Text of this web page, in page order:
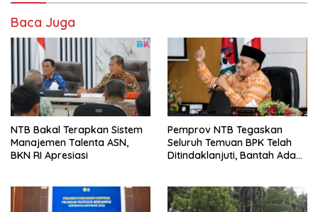
Baca Juga
NTB Bakal Terapkan Sistem
Manajemen Talenta ASN,
BKN RI Apresiasi
Pemprov NTB Tegaskan
Seluruh Temuan BPK Telah
Ditindaklanjuti, Bantah Ada